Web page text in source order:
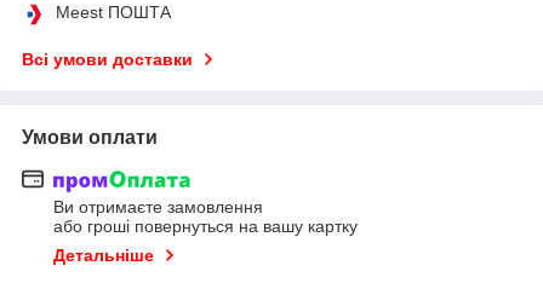
Meest ПОШТА
Всі умови доставки
Умови оплати
Ви отримаєте замовлення
або гроші повернуться на вашу картку
Детальніше